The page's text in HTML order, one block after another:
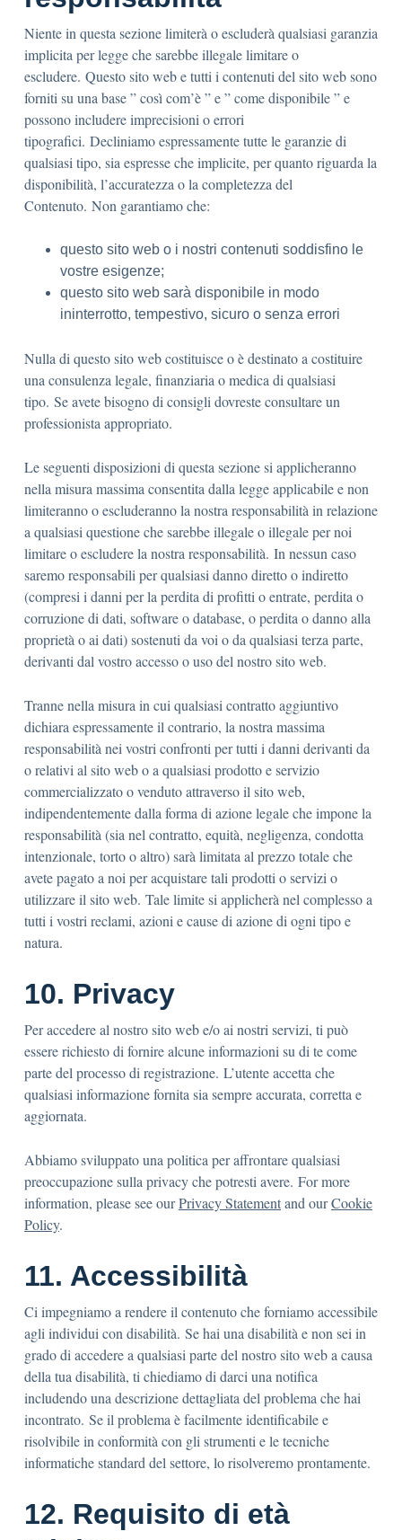
Niente in questa sezione limiterà o escluderà qualsiasi garanzia
implicita per legge che sarebbe illegale limitare o
escludere. Questo sito web e tutti i contenuti del sito web sono
forniti su una base ” così com’è ” e ” come disponibile ” e
possono includere imprecisioni o errori
tipografici. Decliniamo espressamente tutte le garanzie di
qualsiasi tipo, sia espresse che implicite, per quanto riguarda la
disponibilità, l’accuratezza o la completezza del
Contenuto. Non garantiamo che:
questo sito web o i nostri contenuti soddisfino le
vostre esigenze;
questo sito web sarà disponibile in modo
ininterrotto, tempestivo, sicuro o senza errori
Nulla di questo sito web costituisce o è destinato a costituire
una consulenza legale, finanziaria o medica di qualsiasi
tipo. Se avete bisogno di consigli dovreste consultare un
professionista appropriato.
Le seguenti disposizioni di questa sezione si applicheranno
nella misura massima consentita dalla legge applicabile e non
limiteranno o escluderanno la nostra responsabilità in relazione
a qualsiasi questione che sarebbe illegale o illegale per noi
limitare o escludere la nostra responsabilità. In nessun caso
saremo responsabili per qualsiasi danno diretto o indiretto
(compresi i danni per la perdita di profitti o entrate, perdita o
corruzione di dati, software o database, o perdita o danno alla
proprietà o ai dati) sostenuti da voi o da qualsiasi terza parte,
derivanti dal vostro accesso o uso del nostro sito web.
Tranne nella misura in cui qualsiasi contratto aggiuntivo
dichiara espressamente il contrario, la nostra massima
responsabilità nei vostri confronti per tutti i danni derivanti da
o relativi al sito web o a qualsiasi prodotto e servizio
commercializzato o venduto attraverso il sito web,
indipendentemente dalla forma di azione legale che impone la
responsabilità (sia nel contratto, equità, negligenza, condotta
intenzionale, torto o altro) sarà limitata al prezzo totale che
avete pagato a noi per acquistare tali prodotti o servizi o
utilizzare il sito web. Tale limite si applicherà nel complesso a
tutti i vostri reclami, azioni e cause di azione di ogni tipo e
natura.
10. Privacy
Per accedere al nostro sito web e/o ai nostri servizi, ti può
essere richiesto di fornire alcune informazioni su di te come
parte del processo di registrazione. L’utente accetta che
qualsiasi informazione fornita sia sempre accurata, corretta e
aggiornata.
Abbiamo sviluppato una politica per affrontare qualsiasi
preoccupazione sulla privacy che potresti avere. For more
information, please see ourPrivacy Statementand ourCookie
Policy.
11. Accessibilità
Ci impegniamo a rendere il contenuto che forniamo accessibile
agli individui con disabilità. Se hai una disabilità e non sei in
grado di accedere a qualsiasi parte del nostro sito web a causa
della tua disabilità, ti chiediamo di darci una notifica
includendo una descrizione dettagliata del problema che hai
incontrato. Se il problema è facilmente identificabile e
risolvibile in conformità con gli strumenti e le tecniche
informatiche standard del settore, lo risolveremo prontamente.
12. Requisito di età